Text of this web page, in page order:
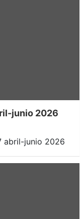
junio 2026
abril-junio 2026